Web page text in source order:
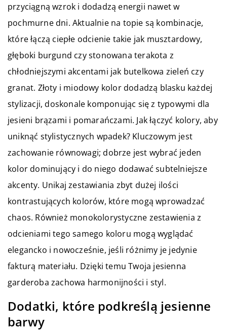
przyciągną wzrok i dodadzą energii nawet w
pochmurne dni. Aktualnie na topie są kombinacje,
które łączą ciepłe odcienie takie jak musztardowy,
głęboki burgund czy stonowana terakota z
chłodniejszymi akcentami jak butelkowa zieleń czy
granat. Złoty i miodowy kolor dodadzą blasku każdej
stylizacji, doskonale komponując się z typowymi dla
jesieni brązami i pomarańczami. Jak łączyć kolory, aby
uniknąć stylistycznych wpadek? Kluczowym jest
zachowanie równowagi; dobrze jest wybrać jeden
kolor dominujący i do niego dodawać subtelniejsze
akcenty. Unikaj zestawiania zbyt dużej ilości
kontrastujących kolorów, które mogą wprowadzać
chaos. Również monokolorystyczne zestawienia z
odcieniami tego samego koloru mogą wyglądać
elegancko i nowocześnie, jeśli różnimy je jedynie
fakturą materiału. Dzięki temu Twoja jesienna
garderoba zachowa harmonijności i styl.
Dodatki, które podkreślą jesienne
barwy